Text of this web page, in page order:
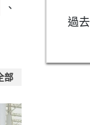
、
部
過